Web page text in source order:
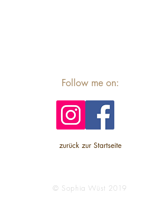
Follow me on:
zurück zur Startseite
© Sophia Wüst 2019